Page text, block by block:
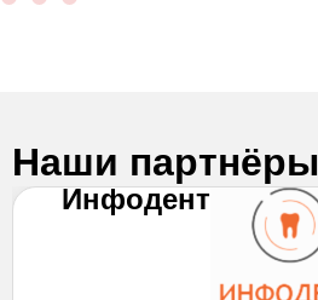
Наши партнёры
Инфодент